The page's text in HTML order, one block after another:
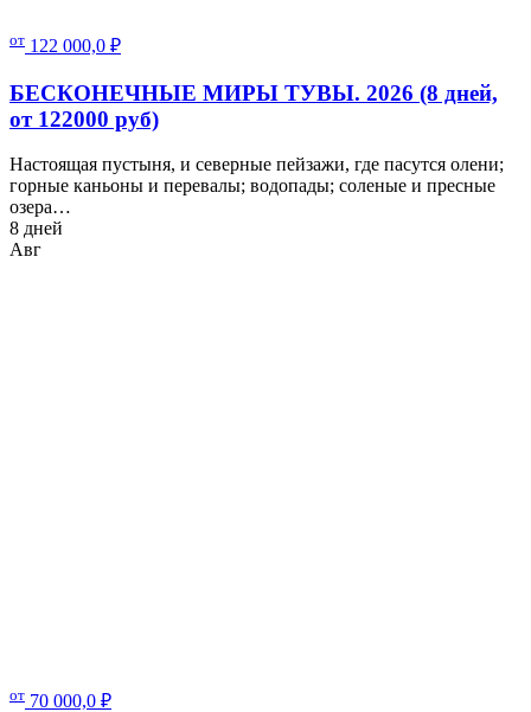
от 122 000,0 ₽
БЕСКОНЕЧНЫЕ МИРЫ ТУВЫ. 2026 (8 дней,
от 122000 руб)
Настоящая пустыня, и северные пейзажи, где пасутся олени;
горные каньоны и перевалы; водопады; соленые и пресные
озера…
8 дней
Авг
от 70 000,0 ₽